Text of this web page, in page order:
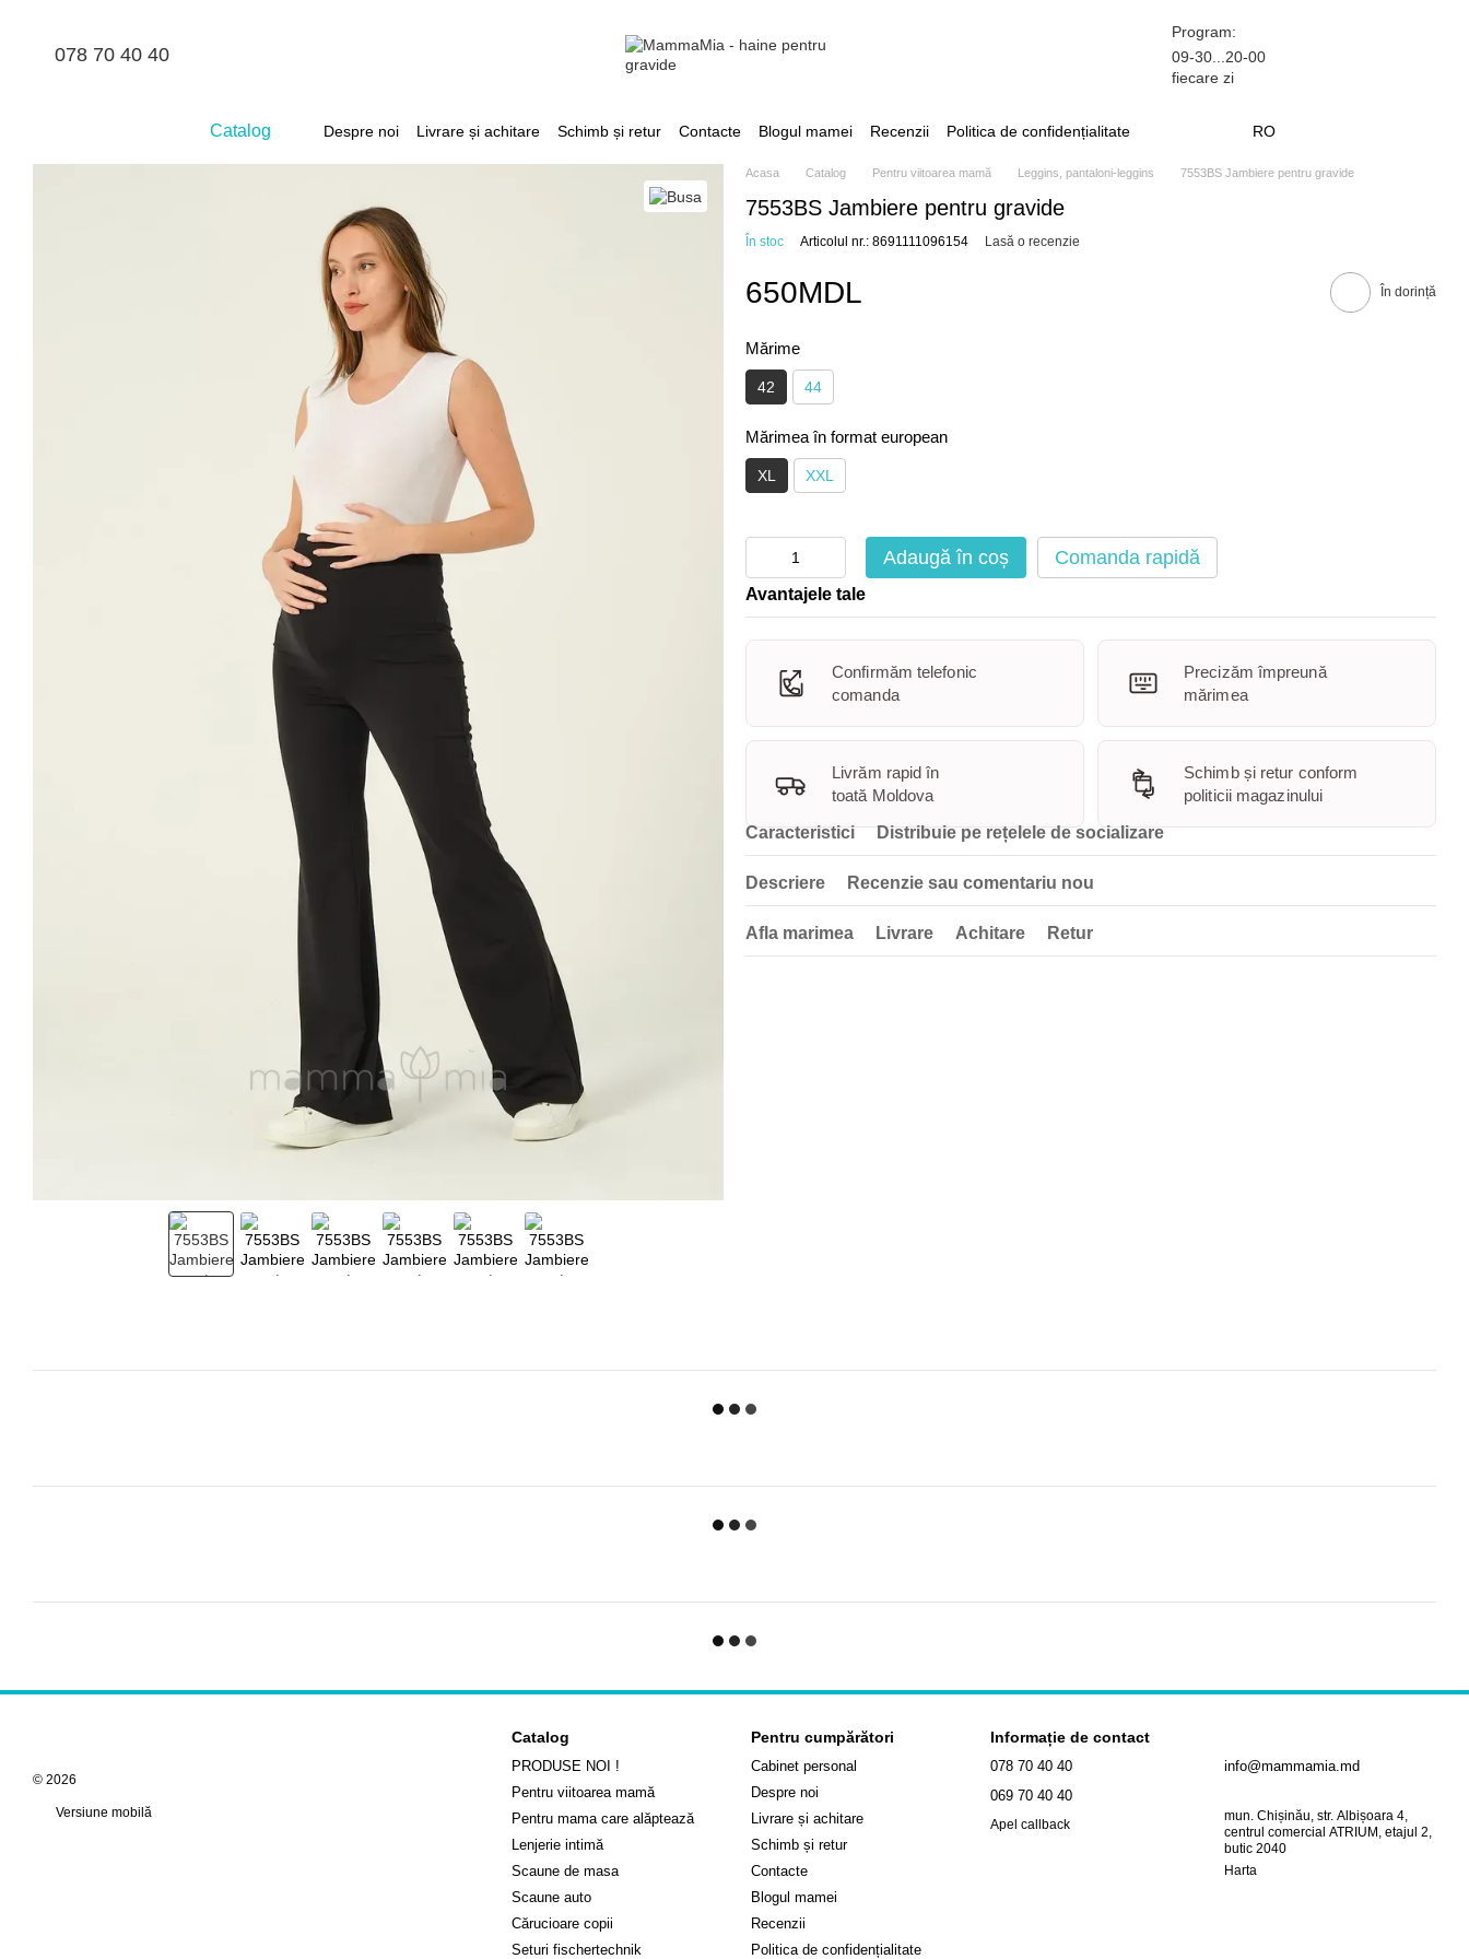
078 70 40 40
Program:
09-30...20-00
fiecare zi
Catalog Despre noi Livrare și achitare Schimb și retur Contacte Blogul mamei Recenzii Politica de confidențialitate RO
Acasa Catalog Pentru viitoarea mamă Leggins, pantaloni-leggins 7553BS Jambiere pentru gravide
7553BS Jambiere pentru gravide
În stoc Articolul nr.: 8691111096154 Lasă o recenzie
650MDL În dorință
Mărime
42 44
Mărimea în format european
XL XXL
Adaugă în coș Comanda rapidă
Avantajele tale
Confirmăm telefonic
comanda
Precizăm împreună
mărimea
Livrăm rapid în
toată Moldova
Schimb și retur conform
politicii magazinului
Caracteristici
Distribuie pe rețelele de socializare
Descriere Recenzie sau comentariu nou
Afla marimea Livrare Achitare Retur
© 2026
Versiune mobilă
Catalog
PRODUSE NOI !
Pentru viitoarea mamă
Pentru mama care alăptează
Lenjerie intimă
Scaune de masa
Scaune auto
Cărucioare copii
Seturi fischertechnik
Pentru cumpărători
Cabinet personal
Despre noi
Livrare și achitare
Schimb și retur
Contacte
Blogul mamei
Recenzii
Politica de confidențialitate
Informație de contact
078 70 40 40
069 70 40 40
Apel callback
info@mammamia.md
mun. Chișinău, str. Albișoara 4,
centrul comercial ATRIUM, etajul 2,
butic 2040
Harta